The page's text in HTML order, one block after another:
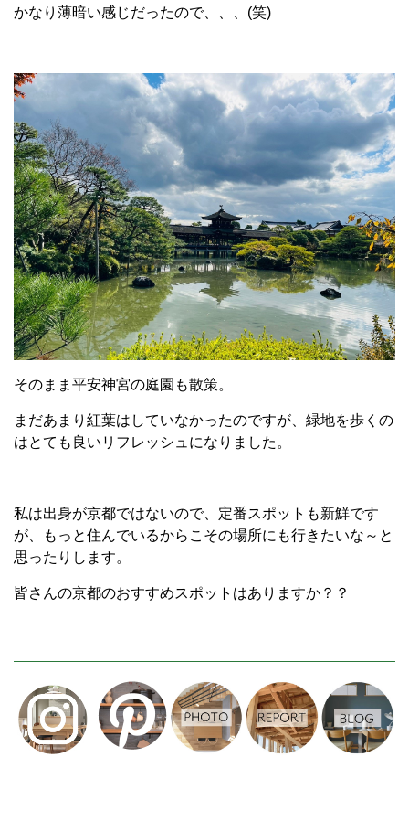
かなり薄暗い感じだったので、、、(笑)
そのまま平安神宮の庭園も散策。
まだあまり紅葉はしていなかったのですが、緑地を歩くの
はとても良いリフレッシュになりました。
私は出身が京都ではないので、定番スポットも新鮮です
が、もっと住んでいるからこその場所にも行きたいな～と
思ったりします。
皆さんの京都のおすすめスポットはありますか？？